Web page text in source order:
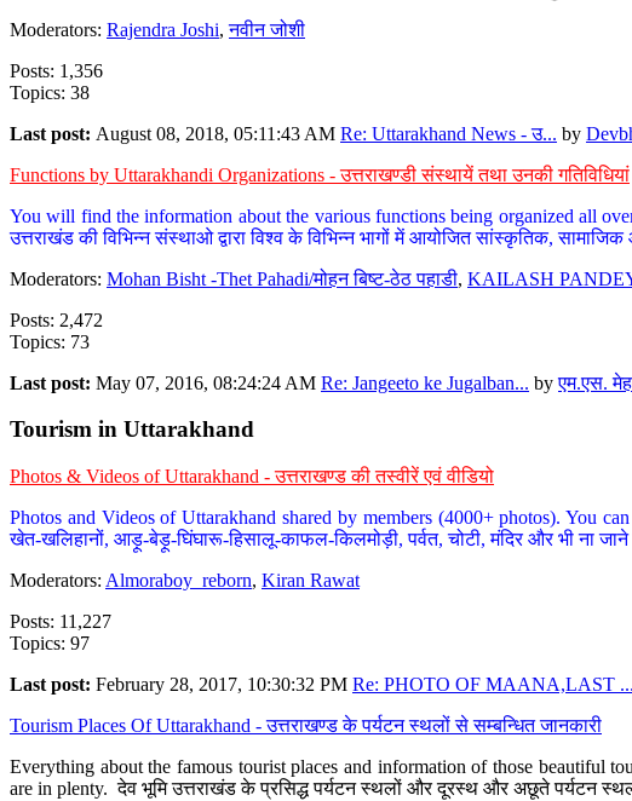
Moderators: Rajendra Joshi,नवीन जोशी
Posts: 1,356
Topics: 38
Last post: August 08, 2018, 05:11:43 AM Re: Uttarakhand News - उ... by
Functions by Uttarakhandi Organizations - उत्तराखण्डी संस्थायें तथा उनकी गतिविधियां
You will find the information about the various functions being organized all
उत्तराखंड की विभिन्न संस्थाओ द्वारा विश्व के विभिन्न भागों में आयोजित सांस्कृतिक,
Moderators: Mohan Bisht -Thet Pahadi/मोहन बिष्ट-ठेठ पहाडी, KAILASH
Posts: 2,472
Topics: 73
Last post: May 07, 2016, 08:24:24 AM Re: Jangeeto ke Jugalban... byएम.एस.
Tourism in Uttarakhand
Photos & Videos of Uttarakhand - उत्तराखण्ड की तस्वीरें एवं वीडियो
Photos and Videos of Uttarakhand shared by members (4000+ photos). You
खेत-खलिहानों, आड़ू-बेड़ू-घिंघारू-हिसालू-काफल-किलमोड़ी, पर्वत, चोटी, मंदिर और भी ना
Moderators: Almoraboy_reborn, Kiran Rawat
Posts: 11,227
Topics: 97
Last post: February 28, 2017, 10:30:32 PM Re: PHOTO OF MAANA,LAST ...
Tourism Places Of Uttarakhand - उत्तराखण्ड के पर्यटन स्थलों से सम्बन्धित जानकारी
Everything about the famous tourist places and information of those beautiful
are in plenty. देव भूमि उत्तराखंड के प्रसिद्ध पर्यटन स्थलों और दूरस्थ और अछूते